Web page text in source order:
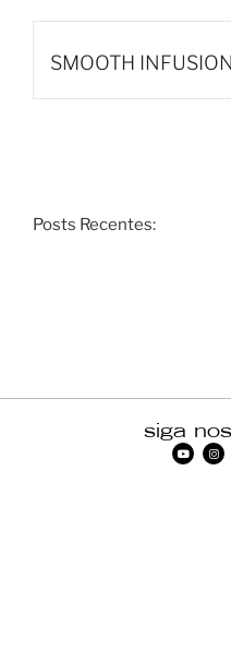
SMOOTH INFUSION
Posts Recentes:
siga